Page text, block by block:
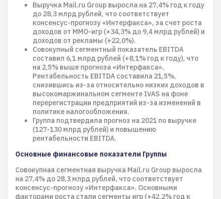
Выручка Mail.ru Group выросла на 27,4% год к году
до 28,3 млрд рублей, что соответствует
консенсус-прогнозу «Интерфакса», за счет роста
доходов от ММО-игр (+34,3% до 9,4 млрд рублей) и
доходов от рекламы (+22,0%).
Совокупный сегментный показатель EBITDA
составил 6,1 млрд рублей (+8,1% год к году), что
на 2,5% выше прогноза «Интерфакса».
Рентабельность EBITDA составила 21,5%,
снизившись из-за относительно низких доходов в
высокомаржинальном сегменте IVAS на фоне
перерегистрации предприятий из-за изменений в
политике налогообложения.
Группа подтвердила прогноз на 2021 по выручке
(127-130 млрд рублей) и повышению
рентабельности EBITDA.
Основные финансовые показатели Группы
Совокупная сегментная выручка Mail.ru Group выросла
на 27,4% до 28,3 млрд рублей, что соответствует
консенсус-прогнозу «Интерфакса». Основными
факторами роста стали сегменты игр (+42,2% год к